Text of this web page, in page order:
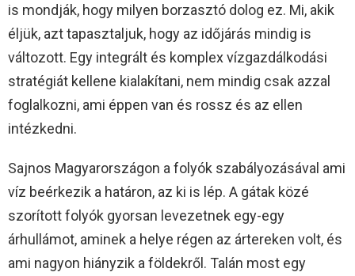
is mondják, hogy milyen borzasztó dolog ez. Mi, akik
éljük, azt tapasztaljuk, hogy az időjárás mindig is
változott. Egy integrált és komplex vízgazdálkodási
stratégiát kellene kialakítani, nem mindig csak azzal
foglalkozni, ami éppen van és rossz és az ellen
intézkedni.
Sajnos Magyarországon a folyók szabályozásával ami
víz beérkezik a határon, az ki is lép. A gátak közé
szorított folyók gyorsan levezetnek egy-egy
árhullámot, aminek a helye régen az ártereken volt, és
ami nagyon hiányzik a földekről. Talán most egy